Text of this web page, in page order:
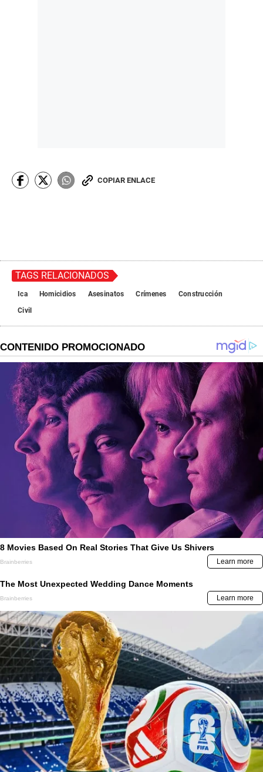
COPIAR ENLACE
TAGS RELACIONADOS
Ica Homicidios Asesinatos Crímenes
Construcción
Civil